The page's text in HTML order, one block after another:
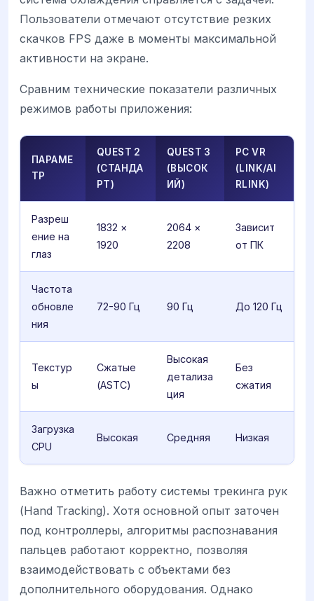
Пользователи отмечают отсутствие резких
скачков FPS даже в моменты максимальной
активности на экране.
Сравним технические показатели различных
режимов работы приложения:
ПАРАМЕ
ТР
QUEST 2
(СТАНДА
РТ)
QUEST 3
(ВЫСОК
ИЙ)
PC VR
(LINK/AI
RLINK)
Разреш
ение на
глаз
1832 ×
1920
2064 ×
2208
Зависит
от ПК
Частота
обновле
ния
72-90 Гц 90 Гц До 120 Гц
Текстур
ы
Сжатые
(ASTC)
Высокая
детализа
ция
Без
сжатия
Загрузка
CPU
Высокая Средняя Низкая
Важно отметить работу системы трекинга рук
(Hand Tracking). Хотя основной опыт заточен
под контроллеры, алгоритмы распознавания
пальцев работают корректно, позволяя
взаимодействовать с объектами без
дополнительного оборудования. Однако